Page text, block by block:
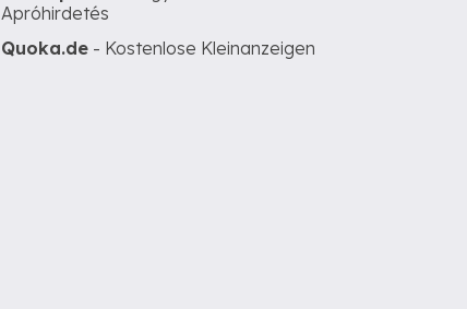
Apróhirdetés
Quoka.de - Kostenlose Kleinanzeigen